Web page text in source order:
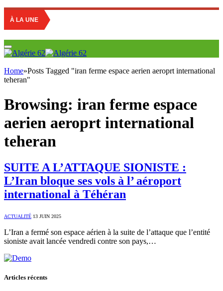
À LA UNE
Home»Posts Tagged "iran ferme espace aerien aeroprt international
teheran"
Browsing: iran ferme espace
aerien aeroprt international
teheran
SUITE A L’ATTAQUE SIONISTE :
L’Iran bloque ses vols à l’ aéroport
international à Téhéran
ACTUALITÉ 13 JUIN 2025
L’Iran a fermé son espace aérien à la suite de l’attaque que l’entité
sioniste avait lancée vendredi contre son pays,…
Articles récents